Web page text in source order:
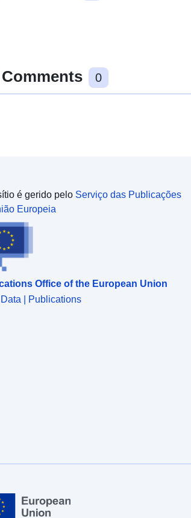
Comments 0
é gerido pelo Serviço das Publicações
Europeia
Office of the European Union
Data | Publications